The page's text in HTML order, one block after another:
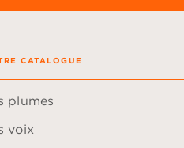
CATALOGUE
plumes
voix